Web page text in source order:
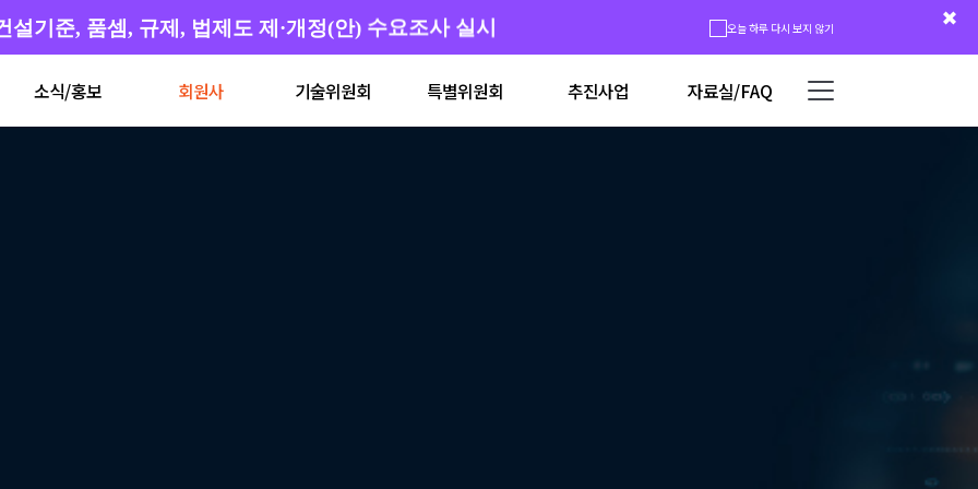
설기준, 품셈, 규제, 법제도 제·개정(안) 수요조사 실시 오늘 하루 다시 보지 않기
소식/홍보 회원사 기술위원회 특별위원회 추진사업 자료실/FAQ